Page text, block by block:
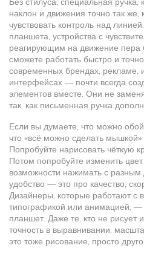
наклон и движения точно так же,
чувствовать контроль над
планшета, устройства с
реагирующим на движение пера
сможете работать быстро и
современных брендах, рекламе,
интерфейсах — почти всегда
элементов вместе. Они не
так, как письменная ручка
Если вы думаете, что можно
что «всё можно сделать
Попробуйте нарисовать чёткую
Потом попробуйте изменить
возможности нажимать с
удобство — это про качество,
Дизайнеры, которые работают с
типографикой или анимацией, —
планшет. Даже те, кто не рисует
точность в выравнивании,
это тоже рисование, просто